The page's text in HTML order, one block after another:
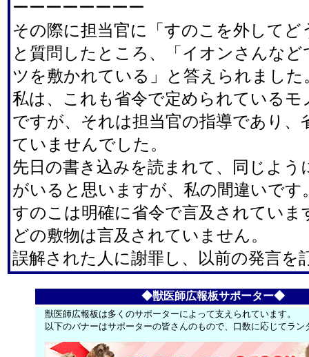
ーーーーーーーー
その際に担当官に「すのこを外してど
と質問したところ、「イオンさんな
ツを敷かれている」と答えられました
私は、これも省令で定められているモ
ですが、それは担当官の指導であり、
ていませんでした。
先日の書き込みを読まれて、同じよう
がいると思いますが、私の間違いです
すのこは明確に省令で言及されていま
どの敷物は言及されていません。
誤解された人に謝罪し、以前の発言を
◆獣医師広報板サポーター◆
獣医師広報板は多くのサポーターによって支えられています。
以下のバナーはサポーターの皆さんのもので、口数に応じてラ